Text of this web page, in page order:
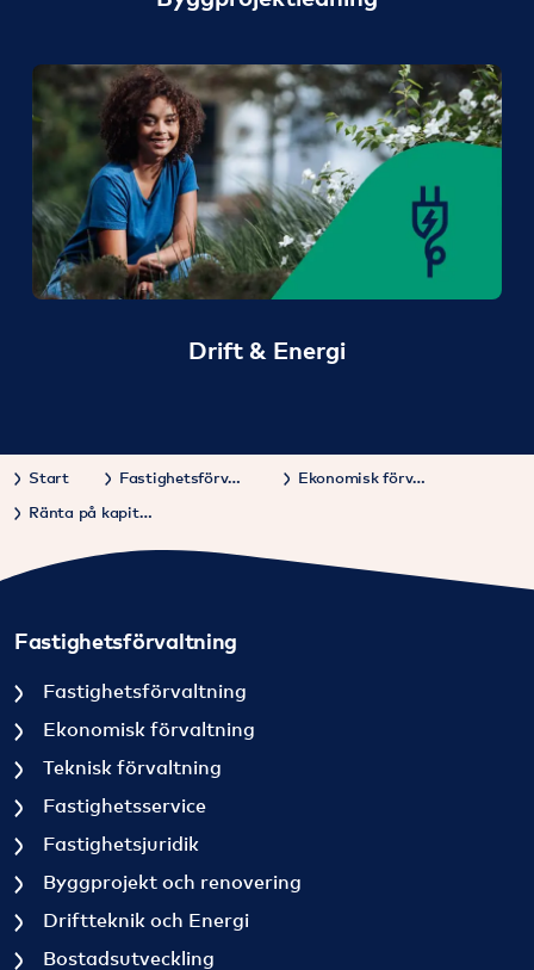
Drift & Energi
Start Fastighetsförvaltning
Ekonomisk förvaltning
Ränta på kapitalet
Fastighetsförvaltning
Fastighetsförvaltning
Ekonomisk förvaltning
Teknisk förvaltning
Fastighetsservice
Fastighetsjuridik
Byggprojekt och renovering
Driftteknik och Energi
Bostadsutveckling